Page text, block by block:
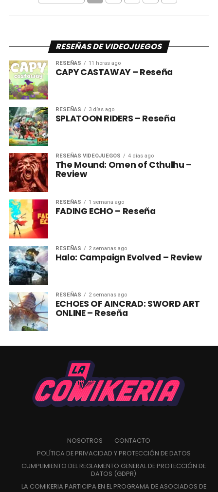
RESEÑAS DE VIDEOJUEGOS
RESEÑAS 11 horas ago
CAPY CASTAWAY – Reseña
RESEÑAS 3 días ago
SPLATOON RIDERS – Reseña
RESEÑAS VIDEOJUEGOS 4 días ago
The Mound: Omen of Cthulhu –
Review
RESEÑAS 1 semana ago
FADING ECHO – Reseña
RESEÑAS 2 semanas ago
Halo: Campaign Evolved – Review
RESEÑAS 2 semanas ago
ECHOES OF AINCRAD: SWORD ART
ONLINE – Reseña
NOSOTROS
CONTACTO
POLÍTICA DE PRIVACIDAD Y PROTECCIÓN DE DATOS
CUMPLIMIENTO DEL REGLAMENTO GENERAL DE PROTECCIÓN DE
DATOS (GDPR)
LA COMIKERIA PARTICIPA EN EL PROGRAMA DE ASOCIADOS DE